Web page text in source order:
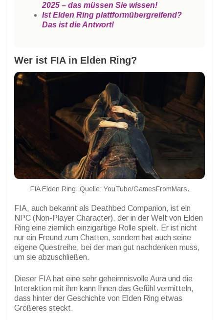
2025 – das müssen Sie wissen!
Ist Elden Ring plattformübergreifend?
Das ist die Antwort!
Wer ist FIA in Elden Ring?
FIA Elden Ring. Quelle: YouTube/GamesFromMars.
FIA, auch bekannt als Deathbed Companion, ist ein
NPC (Non-Player Character), der in der Welt von Elden
Ring eine ziemlich einzigartige Rolle spielt. Er ist nicht
nur ein Freund zum Chatten, sondern hat auch seine
eigene Questreihe, bei der man gut nachdenken muss,
um sie abzuschließen.
Dieser FIA hat eine sehr geheimnisvolle Aura und die
Interaktion mit ihm kann Ihnen das Gefühl vermitteln,
dass hinter der Geschichte von Elden Ring etwas
Größeres steckt.